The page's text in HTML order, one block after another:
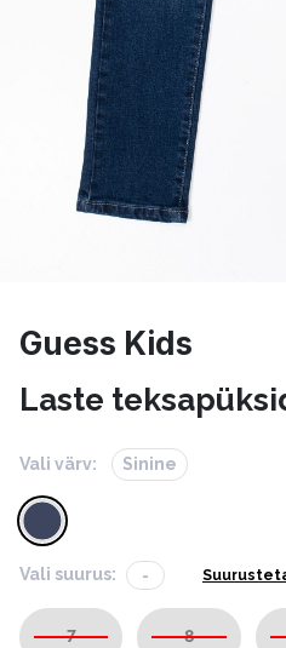
Guess Kids
Laste
Vali värv: Sinine
Vali suurus: -
7 8